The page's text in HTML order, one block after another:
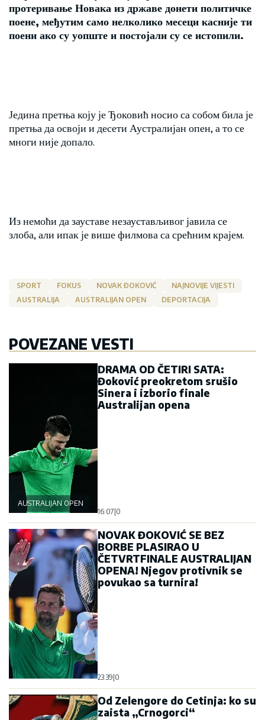
протеривање Новака из државе донети политичке
поене, међутим само нелколико месеци касније ти
поени ако су уопште и постојали су се истопили.
Једина претња коју је Ђоковић носио са собом била је
претња да освоји и десети Аустралијан опен, а то се
многи није допало.
Из немоћи да зауставе незаустављивог јавила се
злоба, али ипак је више филмова са срећним крајем.
SPORT FOKUS NOVAK ĐOKOVIĆ
NAJNOVIJE VIJESTI
AUSTRALIJA
AUSTRALIJAN OPEN DEPORTACIJA
POVEZANE VESTI
AUSTRALIJAN OPEN
DRAMA OD ČETIRI SATA:
Đoković preokretom srušio
Sinera i izborio finale
Australijan opena
16:07 0
NOVAK ĐOKOVIĆ SE BEZ
BORBE PLASIRAO U
ČETVRTFINALE AUSTRALIJAN
OPENA! Njegov protivnik se
povukao sa turnira!
23:39 0
Od Zelengore do Cetinja: ko su
zaista „Crnogorci“